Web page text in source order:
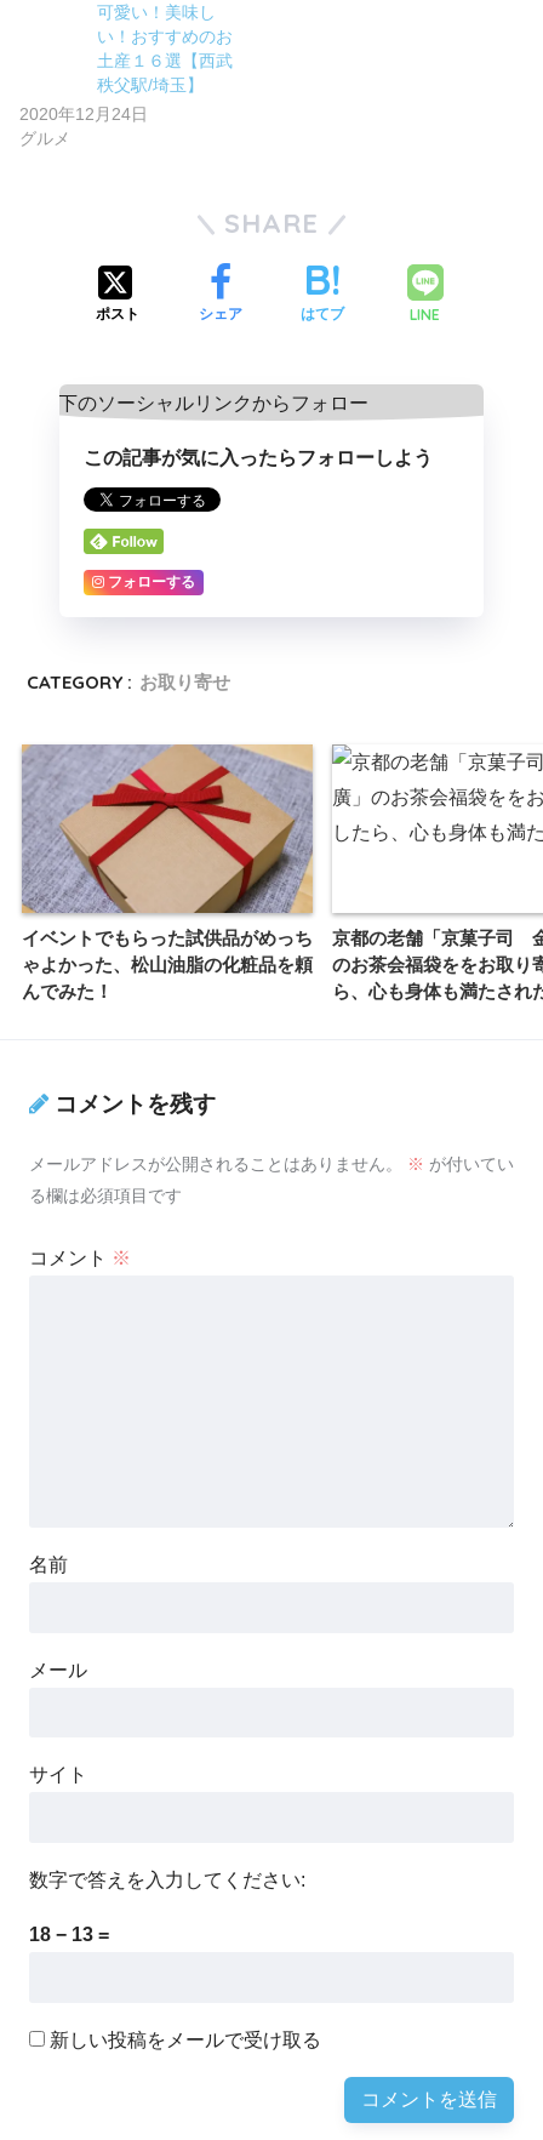
可愛い！美味し
い！おすすめのお
土産１６選【西武
秩父駅/埼玉】
2020年12月24日
グルメ
SHARE
ポスト シェア はてブ LINE
この記事が気に入ったらフォローしよう
フォローする
CATEGORY : お取り寄せ
イベントでもらった試供品がめっち
ゃよかった、松山油脂の化粧品を頼
んでみた！
京都の老舗「京菓子司
のお茶会福袋ををお取り
ら、心も身体も満たされ
コメントを残す
メールアドレスが公開されることはありません。 ※ が付いてい
る欄は必須項目です
コメント ※
名前
メール
サイト
数字で答えを入力してください:
18 − 13 =
新しい投稿をメールで受け取る